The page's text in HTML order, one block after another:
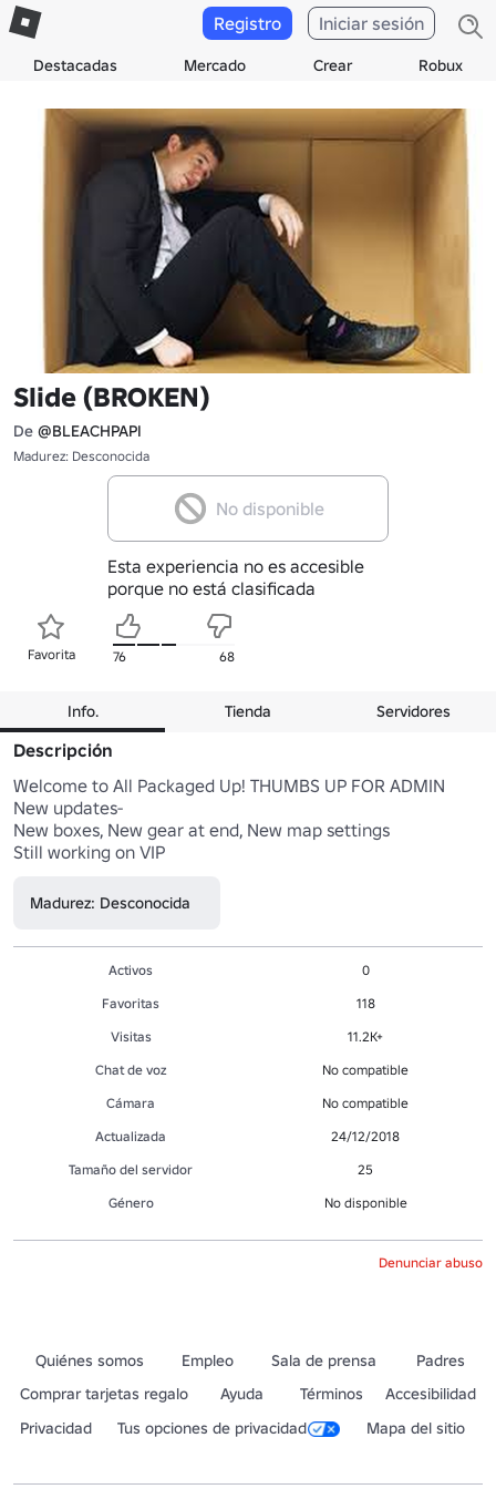
Destacadas Mercado Crear Robux
Registro Iniciar sesión
Slide (BROKEN)
De @BLEACHPAPI
Madurez: Desconocida
No disponible
Esta experiencia no es accesible
porque no está clasificada
Favorita 76 68
Info. Tienda Servidores
Descripción
Welcome to All Packaged Up! THUMBS UP FOR ADMIN
New updates-
New boxes, New gear at end, New map settings
Still working on VIP
Madurez: Desconocida
Activos
0
Favoritas
118
Visitas
11.2K+
Chat de voz
No compatible
Cámara
No compatible
Actualizada
24/12/2018
Tamaño del servidor
25
Género
No disponible
Denunciar abuso
Quiénes somos Empleo Sala de prensa
Padres
Comprar tarjetas regalo
Ayuda Términos
Accesibilidad
Privacidad
Tus opciones de privacidad Mapa del sitio